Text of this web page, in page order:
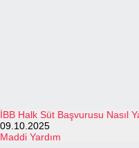
İBB Halk Süt Başvurusu Nasıl
09.10.2025
Maddi Yardım